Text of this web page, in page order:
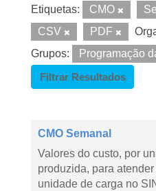
Etiquetas: CMO
CSV
PDF
Grupos:
Programação
Filtrar Resultados
CMO Semanal
Valores do custo, por
produzida, para
unidade de carga no